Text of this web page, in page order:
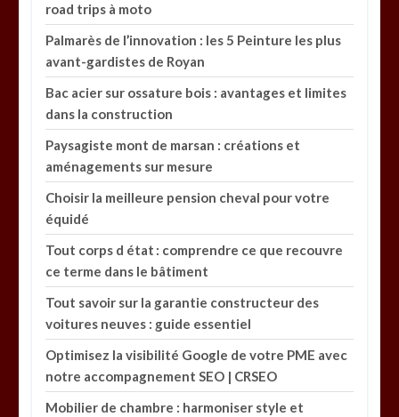
road trips à moto
Palmarès de l’innovation : les 5 Peinture les plus
avant-gardistes de Royan
Bac acier sur ossature bois : avantages et limites
dans la construction
Paysagiste mont de marsan : créations et
aménagements sur mesure
Choisir la meilleure pension cheval pour votre
équidé
Tout corps d état : comprendre ce que recouvre
ce terme dans le bâtiment
Tout savoir sur la garantie constructeur des
voitures neuves : guide essentiel
Optimisez la visibilité Google de votre PME avec
notre accompagnement SEO | CRSEO
Mobilier de chambre : harmoniser style et